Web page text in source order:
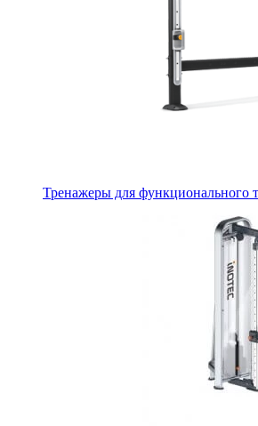
Тренажеры для функционального